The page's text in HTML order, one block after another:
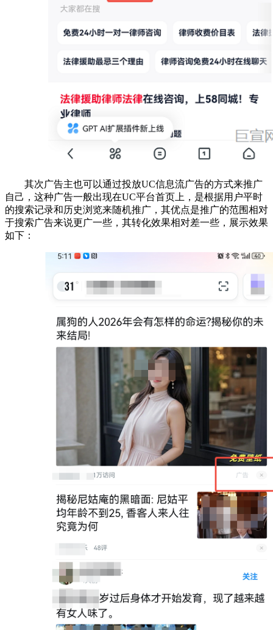
其次广告主也可以通过投放UC信息流广告的方式来推广
自己，这种广告一般出现在UC平台首页上，是根据用户平时
的搜索记录和历史浏览来随机推广，其优点是推广的范围相对
于搜索广告来说更广一些，其转化效果相对差一些，展示效果
如下：